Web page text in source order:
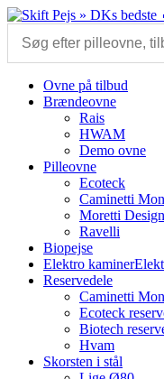
Skip
content
Ovne på tilbud
Brændeovne
Rais
HWAM
Demo ovne
Pilleovne
Ecoteck
Caminetti
Moretti Design
Ravelli
Biopejse
Elektro kaminer
Reservedele
Caminetti
Ecoteck
Biotech
Hvam
Skorsten i stål